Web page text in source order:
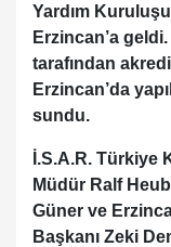
Yardım
Erzincan’a
tarafından
Erzincan’da
sundu.
İ.S.A.R. Türkiye
Müdür Ralf
Güner ve
Başkanı Zeki